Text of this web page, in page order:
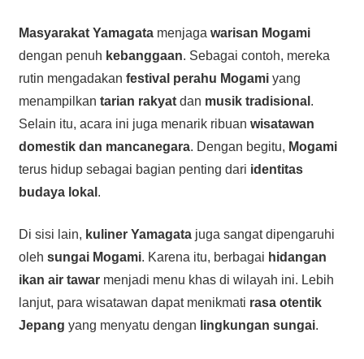
Masyarakat Yamagatamenjaga warisan Mogami
dengan penuh kebanggaan. Sebagai contoh, mereka
rutin mengadakan festival perahu Mogamiyang
menampilkan tarian rakyatdan musik tradisional .
Selain itu, acara ini juga menarik ribuan wisatawan
domestik dan mancanegara. Dengan begitu, Mogami
terus hidup sebagai bagian penting dari identitas
budaya lokal .
Di sisi lain, kuliner Yamagatajuga sangat dipengaruhi
oleh sungai Mogami. Karena itu, berbagai hidangan
ikan air tawarmenjadi menu khas di wilayah ini. Lebih
lanjut, para wisatawan dapat menikmati rasa otentik
Jepang yang menyatu dengan lingkungan sungai.